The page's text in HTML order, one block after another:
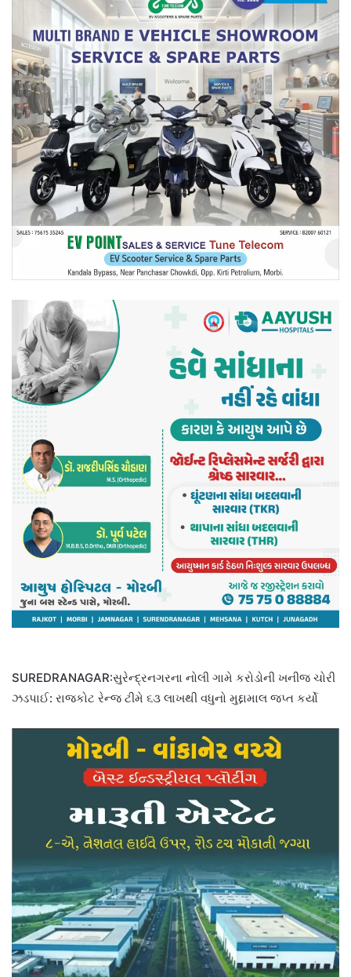
SUREDRANAGAR:સુરેન્દ્રનગરના નોલી ગામે કરોડોની ખનીજ ચોરી
ઝડપાઈ: રાજકોટ રેન્જ ટીમે ૬૩ લાખથી વધુનો મુદ્દામાલ જપ્ત કર્યો